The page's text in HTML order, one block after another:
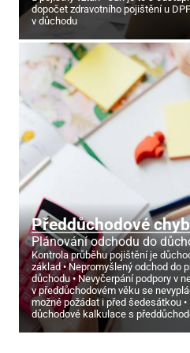
dopočet zdravotního pojištění u
v důchodu
Předdůchodové
Plánování odchodu do
Kontrola průběhu pojištění je
základ
Nepromyšlený odchod do
důchodu
Nevyčerpání podpory v
v předdůchodovém věku se
možné požádat i před šedesátkou
důchodové kalkulace s